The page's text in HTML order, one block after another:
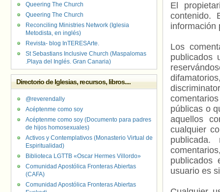
El
contenido.
información
Los
publicados
públicas o
aquellos
cualquier
usuario es
Queering The Church
Queering The Church
Reconciling Ministries Network (Iglesia
Metodista, en inglés)
Revista- blog InTERESArte.
St Sebastians Inclusive Church (Maspalomas
.Playa del Inglés. Gran Canaria)
Directorio de Iglesias, recursos, libros....
@reverendally
Acéptenme como soy
Acéptenme como soy (Documento para padres
de hijos homosexuales)
Activos y Contemplativos (Monasterio Virtual de
Espiritualidad)
Biblioteca LGTTB «Oscar Hermes Villordo»
Comunidad Apostólica Fronteras Abiertas
(CAFA)
Comunidad Apostólica Fronteras Abiertas